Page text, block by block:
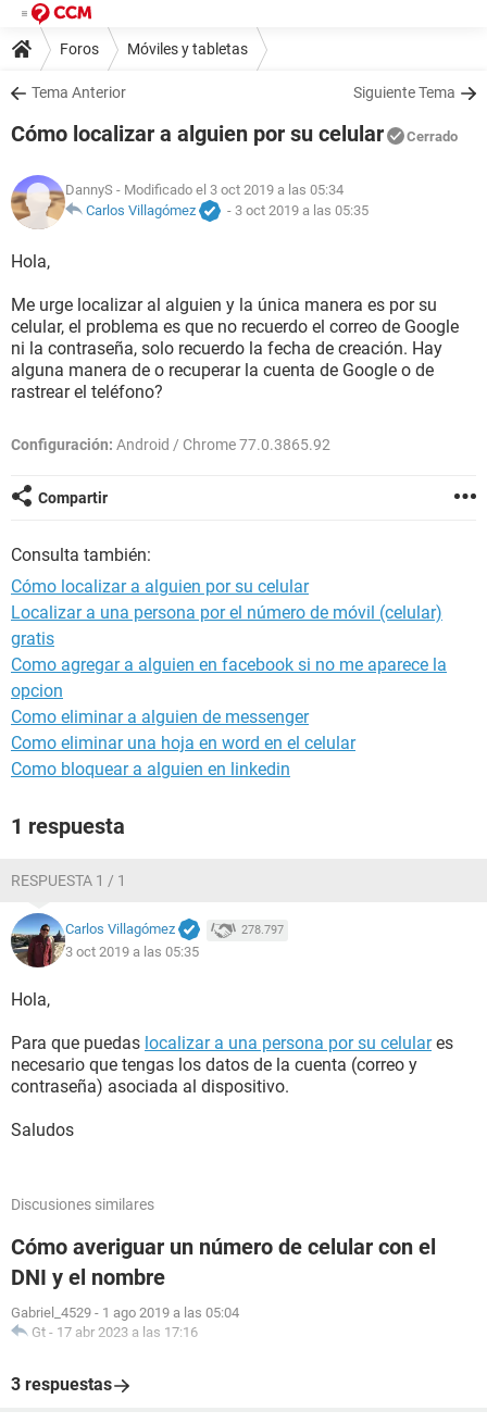
Foros Móviles y tabletas
Tema Anterior Siguiente Tema
Cómo localizar a alguien por su celular Cerrado
DannyS - Modificado el 3 oct 2019 a las 05:34
Carlos Villagómez
- 3 oct 2019 a las 05:35
Hola,
Me urge localizar al alguien y la única manera es por su
celular, el problema es que no recuerdo el correo de Google
ni la contraseña, solo recuerdo la fecha de creación. Hay
alguna manera de o recuperar la cuenta de Google o de
rastrear el teléfono?
Configuración: Android / Chrome 77.0.3865.92
Compartir
Consulta también:
Cómo localizar a alguien por su celular
Localizar a una persona por el número de móvil (celular)
gratis
Como agregar a alguien en facebook si no me aparece la
opcion
Como eliminar a alguien de messenger
Como eliminar una hoja en word en el celular
Como bloquear a alguien en linkedin
1 respuesta
RESPUESTA 1 / 1
Carlos Villagómez 278.797
3 oct 2019 a las 05:35
Hola,
Para que puedas localizar a una persona por su celulares
necesario que tengas los datos de la cuenta (correo y
contraseña) asociada al dispositivo.
Saludos
Discusiones similares
Cómo averiguar un número de celular con el
DNI y el nombre
Gabriel_4529 - 1 ago 2019 a las 05:04
Gt - 17 abr 2023 a las 17:16
3 respuestas